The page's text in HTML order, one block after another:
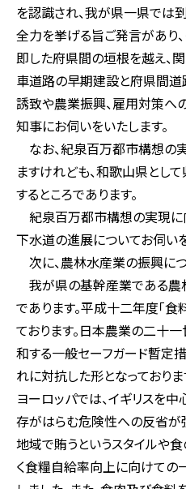
を認識され、我が県一県では
全力を挙げる旨ご発言があり
即した府県間の垣根を越え、
車道路の早期建設と府県間道
誘致や農業振興、雇用対策へ
知事にお伺いをいたします。
なお、紀泉百万都市構想の
ますけれども、和歌山県とし
するところであります。
紀泉百万都市構想の実現に
下水道の進展についてお伺い
次に、農林水産業の振興につ
我が県の基幹産業である農
であります。平成十二年度「
ております。日本農業の二十
和する一般セーフガード暫定
れに対抗した形となっており
ヨーロッパでは、イギリスを
存がはらむ危険性への反省が
地域で賄うというスタイルや
く食糧自給率向上に向けての